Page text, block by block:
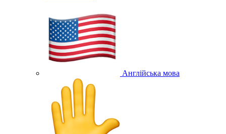
Англійська мова